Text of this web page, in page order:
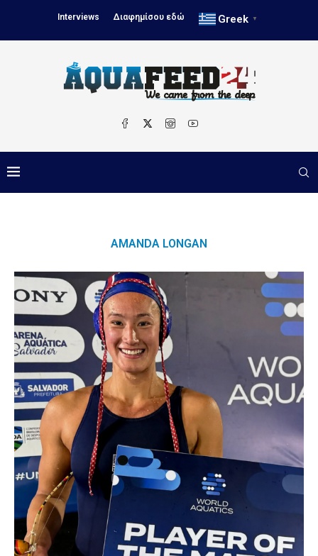
Interviews Διαφημίσου εδώ Greek ▼
AMANDA LONGAN